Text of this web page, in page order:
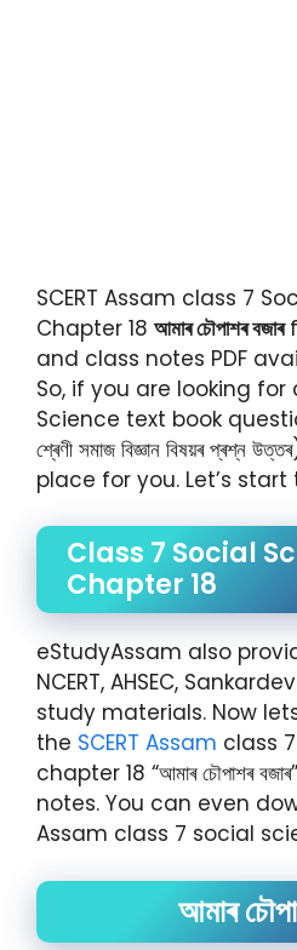
SCERT Assam class 7
Chapter 18 আমাৰ চৌপাশৰ বজাৰ
and class notes PDF
So, if you are looking for
Science text book
শ্ৰেণী সমাজ বিজ্ঞান বিষয়ৰ
place for you. Let’s
Class 7 Social
Chapter 18
eStudyAssam also
NCERT, AHSEC,
study materials. Now
the SCERT Assam class
chapter 18 “আমাৰ চৌপাশৰ
notes. You can even
Assam class 7 social
আমাৰ